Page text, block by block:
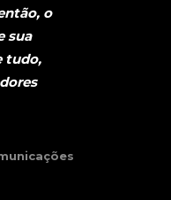
o
sua
tudo,